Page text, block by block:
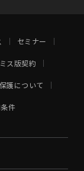
セミナー
ス版契約
護について
件